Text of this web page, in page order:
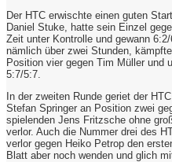
Der HTC erwischte einen guten
Daniel Stuke, hatte sein Einzel
Zeit unter Kontrolle und gewann
nämlich über zwei Stunden,
Position vier gegen Tim Müller und
5:7/5:7.
In der zweiten Runde geriet der
Stefan Springer an Position zwei
spielenden Jens Fritzsche ohne
verlor. Auch die Nummer drei des
verlor gegen Heiko Petrop den
Blatt aber noch wenden und glich